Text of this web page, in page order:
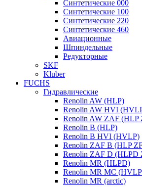
Синтетические 000
Синтетические 100
Синтетические 220
Синтетические 460
Авиационные
Шпиндельные
Редукторные
SKF
Kluber
FUCHS
Гидравлические
Renolin AW (HLP)
Renolin AW HVI
Renolin AW ZAF (HLP
Renolin B (HLP)
Renolin B HVI (HVLP)
Renolin ZAF B (HLP
Renolin ZAF D (HLPD
Renolin MR (HLPD)
Renolin MR MC
Renolin MR (arctic)